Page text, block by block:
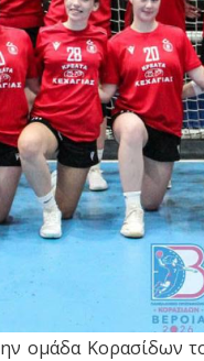
ομάδα Κορασίδων